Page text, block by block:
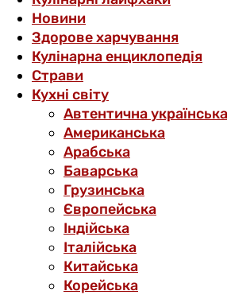
Новини
Здорове харчування
Кулінарна енциклопедія
Страви
Кухні світу
Автентична
Американська
Арабська
Баварська
Грузинська
Європейська
Індійська
Італійська
Китайська
Корейська